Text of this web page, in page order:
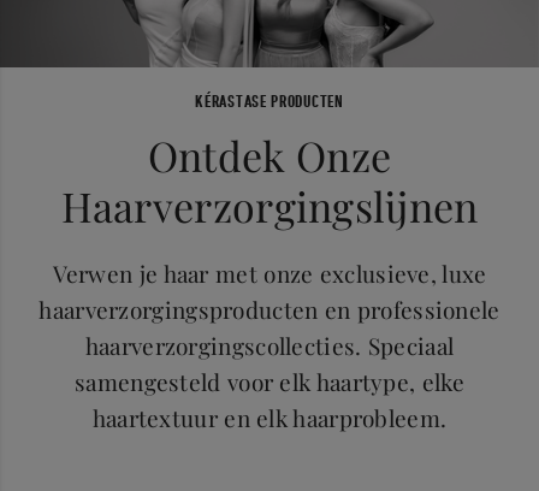
KÉRASTASE PRODUCTEN
Ontdek Onze
Haarverzorgingslijnen
Verwen je haar met onze exclusieve, luxe
haarverzorgingsproducten en professionele
haarverzorgingscollecties. Speciaal
samengesteld voor elk haartype, elke
haartextuur en elk haarprobleem.